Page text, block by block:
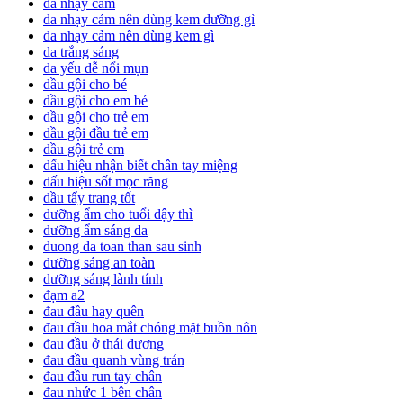
da nhạy cảm nên dùng kem dưỡng gì
da nhạy cảm nên dùng kem gì
da trắng sáng
da yếu dễ nổi mụn
dầu gội cho bé
dầu gội cho em bé
dầu gội cho trẻ em
dầu gội đầu trẻ em
dầu gội trẻ em
dấu hiệu nhận biết chân tay miệng
dấu hiệu sốt mọc răng
dầu tẩy trang tốt
dưỡng ẩm cho tuổi dậy thì
dưỡng ẩm sáng da
duong da toan than sau sinh
dưỡng sáng an toàn
dưỡng sáng lành tính
đạm a2
đau đầu hay quên
đau đầu hoa mắt chóng mặt buồn nôn
đau đầu ở thái dương
đau đầu quanh vùng trán
đau đầu run tay chân
đau nhức 1 bên chân